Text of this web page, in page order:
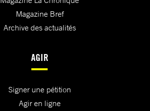
Magazine Bref
Archive des actualités
AGIR
Signer une pétition
Agir en ligne